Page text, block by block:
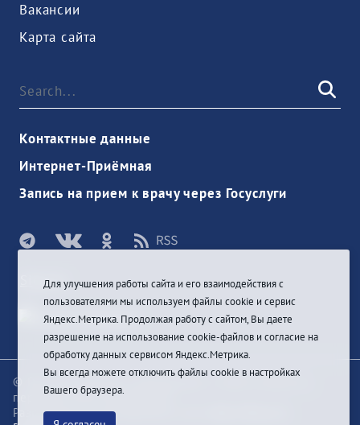
Вакансии
Карта сайта
Контактные данные
Интернет-Приёмная
Запись на прием к врачу через Госуслуги
Sign In
© При цитировании информации с сайта ссылка на
первоисточник обязательна
Разработка и техподдержка сайта
Для улучшения работы сайта и его взаимодействия с
пользователями мы используем файлы cookie и сервис
Яндекс.Метрика. Продолжая работу с сайтом, Вы даете
разрешение на использование cookie-файлов и согласие на
обработку данных сервисом Яндекс.Метрика.
Вы всегда можете отключить файлы cookie в настройках
Вашего браузера.